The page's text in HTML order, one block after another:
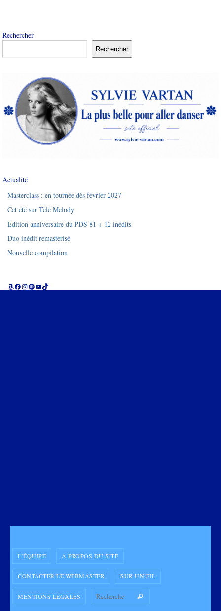
Rechercher
Rechercher
Actualité
Masterclass : en tournée dès février 2027
Cet été sur Télé Melody
Edition anniversaire du PDS 81 + 12 inédits
Duo inédit remasterisé
Nouvelle compilation
Amazon
Facebook
Instagram
Spotify
YouTube
TikTok
L’ÉQUIPE A PROPOS DU SITE
CONTACTER LE WEBMASTER SUR UN FIL
MENTIONS LÉGALES Recherche